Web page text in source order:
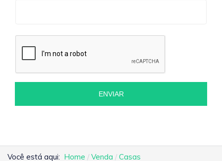
ENVIAR
Você está aqui: Home Venda Casas